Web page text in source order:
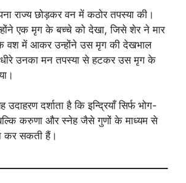
राज्य छोड़कर वन में कठोर तपस्या की।
एक मृग के बच्चे को देखा, जिसे शेर ने मार
वश में आकर उन्होंने उस मृग की देखभाल
उनका मन तपस्या से हटकर उस मृग के
दर्शाता है कि इन्द्रियाँ सिर्फ भोग-
बल्कि करुणा और स्नेह जैसे गुणों के माध्यम से
कर सकती हैं।